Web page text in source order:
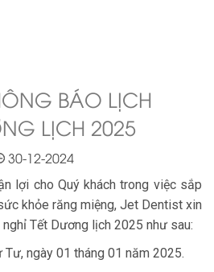
BÁO LỊCH
LỊCH 2025
30-12-2024
lợi cho Quý khách trong việc sắp
khỏe răng miệng, Jet Dentist xin
Tết Dương lịch 2025 như sau:
Tư, ngày 01 tháng 01 năm 2025.